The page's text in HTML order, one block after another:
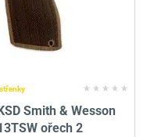
Smith & Wesson
ořech 2